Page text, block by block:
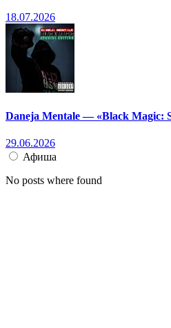
18.07.2026
Daneja Mentale — «Black Magic:
29.06.2026
Афиша
No posts where found